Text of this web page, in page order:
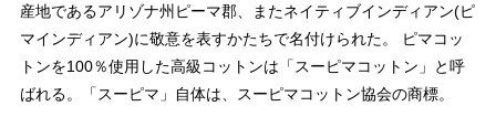
産地であるアリゾナ州ピーマ郡、またネイティブインディアン(ピ
マインディアン)に敬意を表すかたちで名付けられた。 ピマコッ
トンを100％使用した高級コットンは「スーピマコットン」と呼
ばれる。「スーピマ」自体は、スーピマコットン協会の商標。